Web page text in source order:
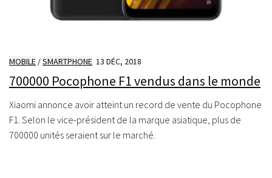
MOBILE /SMARTPHONE 13 DÉC, 2018
700000 Pocophone F1 vendus dans le monde
Xiaomi annonce avoir atteint un record de vente du Pocophone
F1. Selon le vice-président de la marque asiatique, plus de
700000 unités seraient sur le marché.